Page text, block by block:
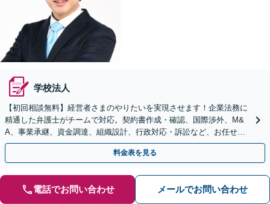
学校法人
【初回相談無料】経営者さまのやりたいを実現させます！企業法務に
精通した弁護士がチームで対応。契約書作成・確認、国際渉外、M&
A、事業承継、資金調達、組織設計、行政対応・訴訟など、お任せく
ださい【5つの顧問契約プランあり】【英語対応】
料金表を見る
電話でお問い合わせ メールでお問い合わせ